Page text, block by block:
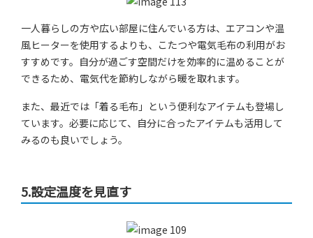
一人暮らしの方や広い部屋に住んでいる方は、エアコンや温
風ヒーターを使用するよりも、こたつや電気毛布の利用がお
すすめです。自分が過ごす空間だけを効率的に温めることが
できるため、電気代を節約しながら暖を取れます。
また、最近では「着る毛布」という便利なアイテムも登場し
ています。必要に応じて、自分に合ったアイテムも活用して
みるのも良いでしょう。
5.設定温度を見直す